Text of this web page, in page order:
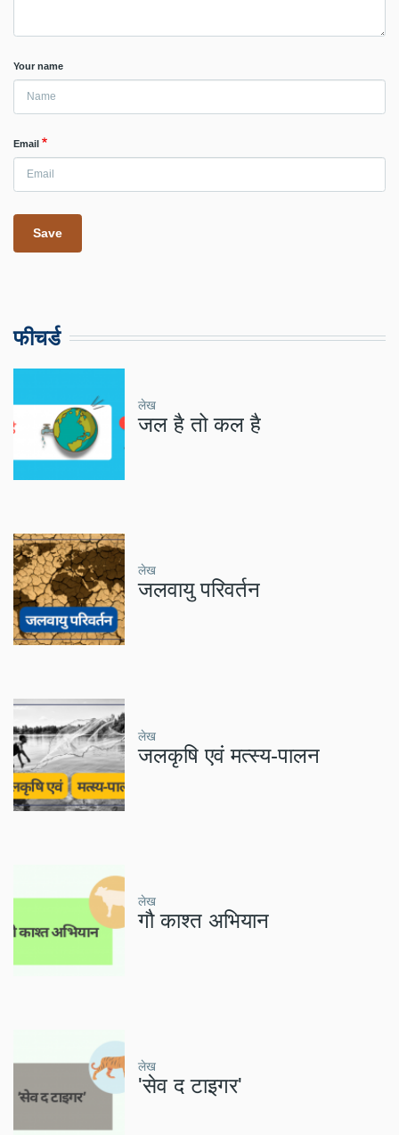
Your name
Email
फीचर्ड
लेख
जल है तो कल है
लेख
जलवायु परिवर्तन
लेख
जलकृषि एवं मत्स्य-पालन
लेख
गौ काश्त अभियान
लेख
'सेव द टाइगर'